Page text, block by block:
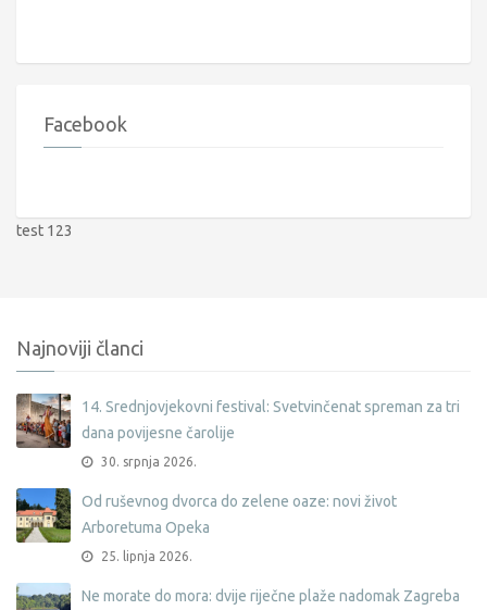
Facebook
test 123
Najnoviji članci
14. Srednjovjekovni festival: Svetvinčenat spreman za tri
dana povijesne čarolije
30. srpnja 2026.
Od ruševnog dvorca do zelene oaze: novi život
Arboretuma Opeka
25. lipnja 2026.
Ne morate do mora: dvije riječne plaže nadomak Zagreba